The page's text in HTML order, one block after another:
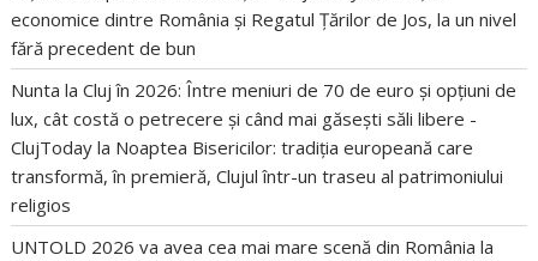
economice dintre România și Regatul Țărilor de Jos, la un nivel
fără precedent de bun
Nunta la Cluj în 2026: Între meniuri de 70 de euro și opțiuni de
lux, cât costă o petrecere și când mai găsești săli libere -
ClujToday la Noaptea Bisericilor: tradiția europeană care
transformă, în premieră, Clujul într-un traseu al patrimoniului
religios
UNTOLD 2026 va avea cea mai mare scenă din România la